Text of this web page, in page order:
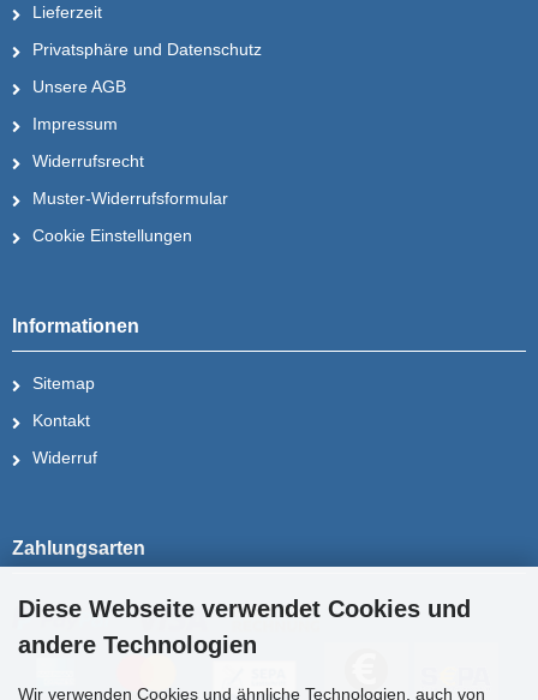
Lieferzeit
Privatsphäre und Datenschutz
Unsere AGB
Impressum
Widerrufsrecht
Muster-Widerrufsformular
Cookie Einstellungen
Informationen
Sitemap
Kontakt
Widerruf
Zahlungsarten
Diese Webseite verwendet Cookies und
andere Technologien
Wir verwenden Cookies und ähnliche Technologien, auch von